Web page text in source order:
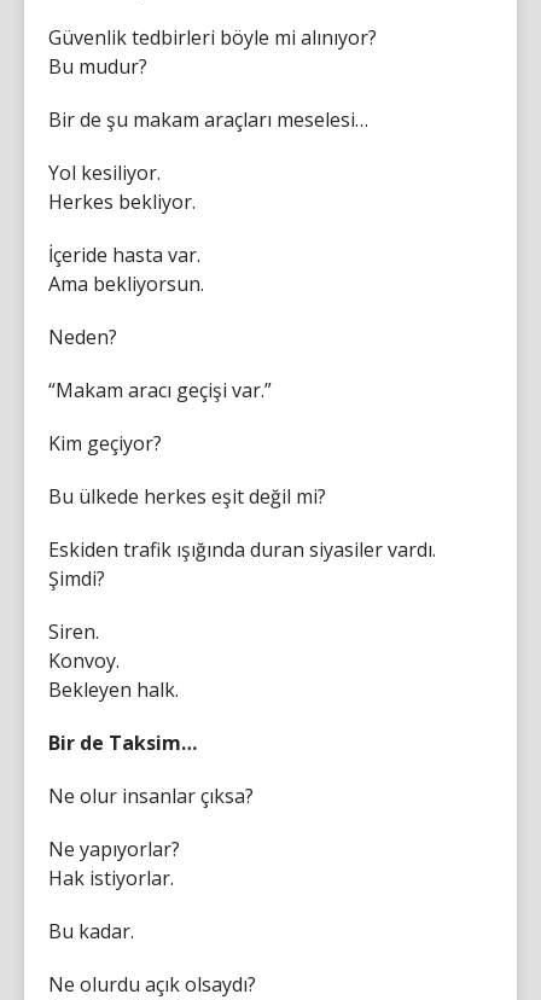
Güvenlik tedbirleri böyle mi alınıyor?
Bu mudur?
Bir de şu makam araçları meselesi…
Yol kesiliyor.
Herkes bekliyor.
İçeride hasta var.
Ama bekliyorsun.
Neden?
“Makam aracı geçişi var.”
Kim geçiyor?
Bu ülkede herkes eşit değil mi?
Eskiden trafik ışığında duran siyasiler vardı.
Şimdi?
Siren.
Konvoy.
Bekleyen halk.
Bir de Taksim…
Ne olur insanlar çıksa?
Ne yapıyorlar?
Hak istiyorlar.
Bu kadar.
Ne olurdu açık olsaydı?